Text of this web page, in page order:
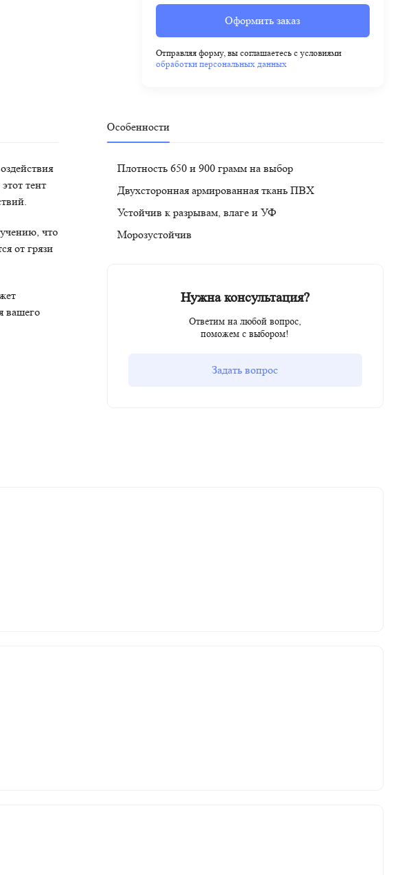
Оформить заказ
Отправляя форму, вы соглашаетесь с условиями
обработки персональных данных
тент
что
от грязи
вашего
Особенности
Плотность 650 и 900 грамм на выбор
Двухсторонная армированная ткань ПВХ
Устойчив к разрывам, влаге и УФ
Морозустойчив
Нужна консультация?
Ответим на любой вопрос,
поможем с выбором!
Задать вопрос